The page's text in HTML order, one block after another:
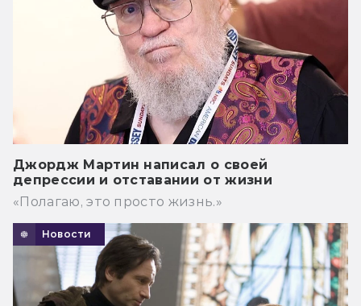
Джордж Мартин написал о своей
депрессии и отставании от жизни
«Полагаю, это просто жизнь.»
Новости